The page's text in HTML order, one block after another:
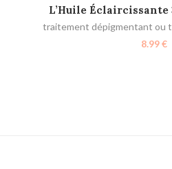
AJOUTER AU
L’Huile
traitement dépigmentant ou
8.99€